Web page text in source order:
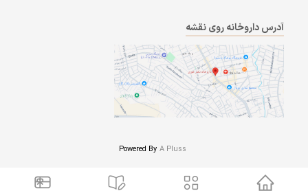
آدرس داروخانه روی نقشه
A Pluss
Powered By